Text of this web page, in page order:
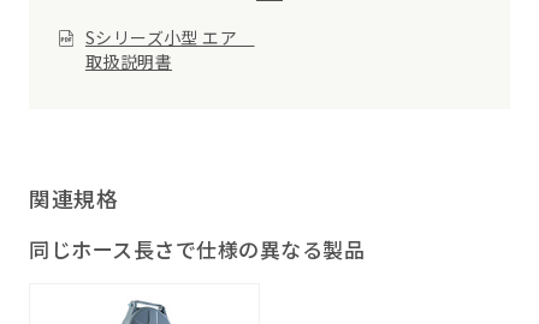
Sシリーズ小型 エア
取扱説明書
関連規格
同じホース長さで仕様の異なる製品